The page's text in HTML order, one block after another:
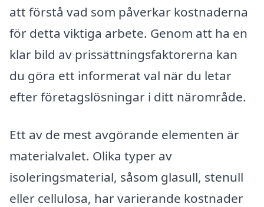
att förstå vad som påverkar kostnaderna
för detta viktiga arbete. Genom att ha en
klar bild av prissättningsfaktorerna kan
du göra ett informerat val när du letar
efter företagslösningar i ditt närområde.
Ett av de mest avgörande elementen är
materialvalet. Olika typer av
isoleringsmaterial, såsom glasull, stenull
eller cellulosa, har varierande kostnader